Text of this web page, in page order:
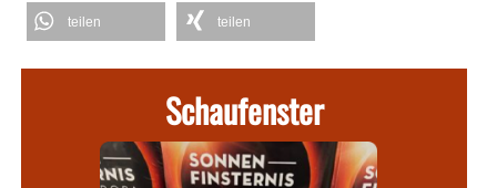
teilen teilen
Schaufenster